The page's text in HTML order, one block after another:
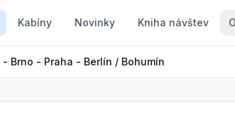
Kabíny Novinky Kniha návštev
Brno - Praha - Berlín / Bohumín